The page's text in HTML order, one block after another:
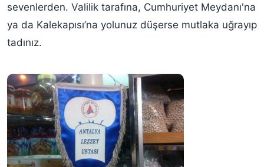
sevenlerden. Valilik tarafına, Cumhuriyet Meydanı'na
ya da Kalekapısı’na yolunuz düşerse mutlaka uğrayıp
tadınız.